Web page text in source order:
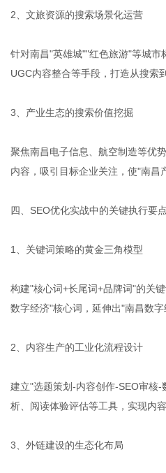
2、文旅资源的搜索场景化运营
针对南昌"英雄城""红色旅游"等城
UGC内容整合等手段，打造从搜索
3、产业生态的搜索价值挖掘
聚焦南昌电子信息、航空制造等优
内容，吸引目标企业关注，使"南
四、SEO优化实战中的关键执行要点
1、关键词策略的黄金三角模型
构建"核心词+长尾词+品牌词"的关
数字经济"核心词，延伸出"南昌数
2、内容生产的工业化流程设计
建立"选题策划-内容创作-SEO审核
析、阅读体验评估等工具，实现内
3、外链建设的生态化布局